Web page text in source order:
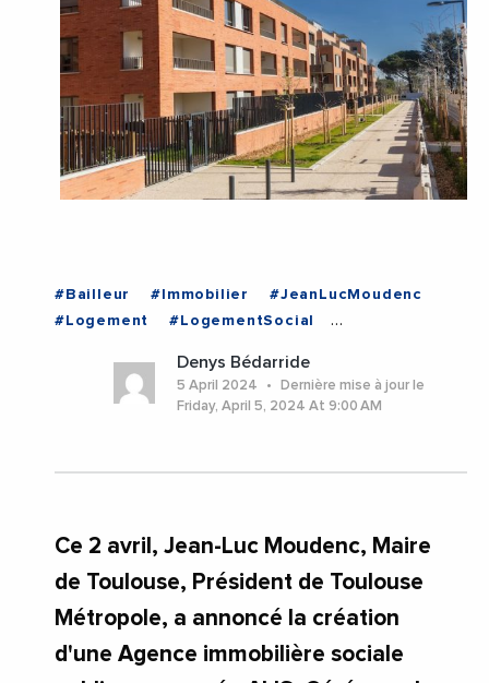
#Bailleur #Immobilier
#JeanLucMoudenc
#Logement
#LogementSocial
#Occitanie
#Toulouse
Denys Bédarride
5 April 2024
Dernière mise à jour le
Friday, April 5, 2024 At 9:00 AM
Ce 2 avril, Jean-Luc Moudenc, Maire
de Toulouse, Président de Toulouse
Métropole, a annoncé la création
d'une Agence immobilière sociale